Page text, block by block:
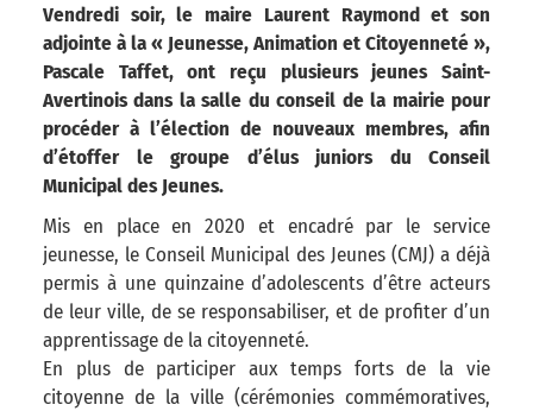
Vendredi soir, le maire Laurent Raymond et son
adjointe à la « Jeunesse, Animation et Citoyenneté »,
Pascale Taffet, ont reçu plusieurs jeunes Saint-
Avertinois dans la salle du conseil de la mairie pour
procéder à l’élection de nouveaux membres, afin
d’étoffer le groupe d’élus juniors du Conseil
Municipal des Jeunes.
Mis en place en 2020 et encadré par le service
jeunesse, le Conseil Municipal des Jeunes (CMJ) a déjà
permis à une quinzaine d’adolescents d’être acteurs
de leur ville, de se responsabiliser, et de profiter d’un
apprentissage de la citoyenneté.
En plus de participer aux temps forts de la vie
citoyenne de la ville (cérémonies commémoratives,